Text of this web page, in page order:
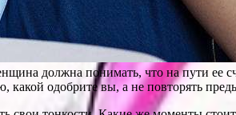
должна понимать, что на пути ее
какой одобрите вы, а не повторять